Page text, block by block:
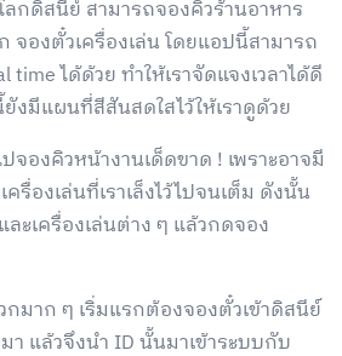
กดิสนีย์ สามารถจองคิวร้านอาหาร
จองตั๋วเครื่องเล่น โดยแอปนี้สามารถ
ได้ด้วย ทำให้เราจัดแจงเวลาได้ดี
มีแผนที่สีสันสดใสไว้ให้เราดูด้วย
งคิวหน้างานเด็ดขาด ! เพราะอาจมี
รื่องเล่นที่เราเล็งไว้ไปจนเต็ม ดังนั้น
ะเครื่องเล่นต่าง ๆ แล้วกดจอง
าก ๆ เริ่มแรกต้องจองตั๋วเข้าดิสนีย์
แล้วจึงนำ ID นั้นมาเข้าระบบกับ